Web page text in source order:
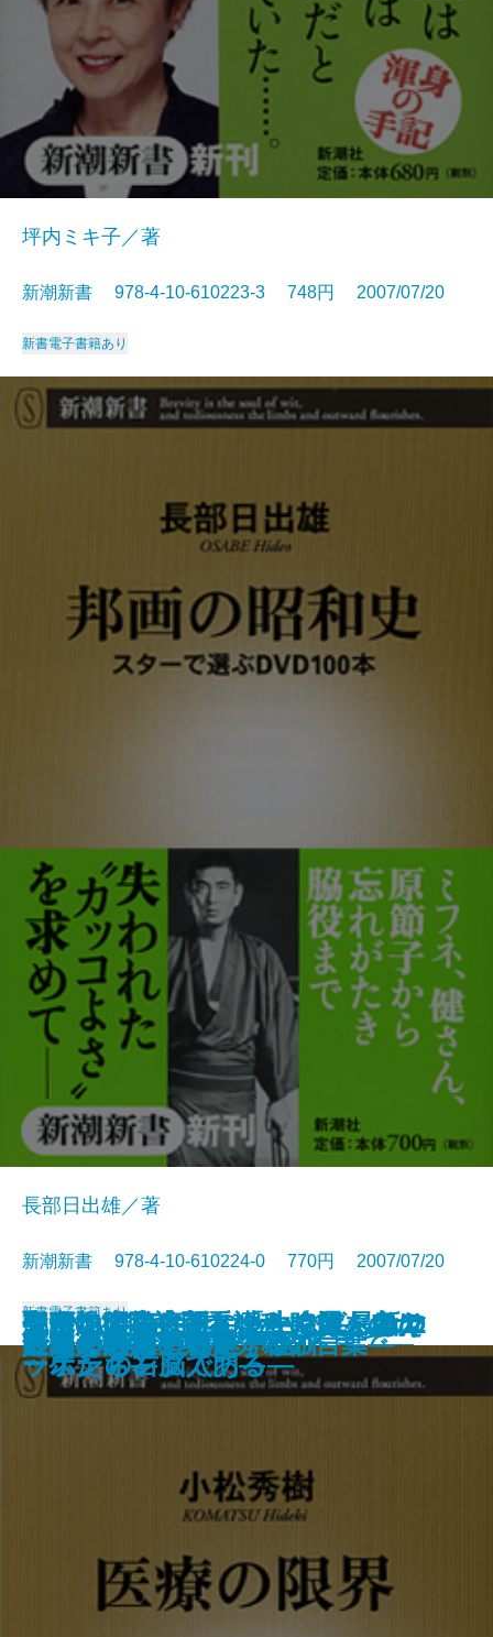
ニッポン最古巡礼
脱DNA宣言―新しい生命観へ向け
て―
本格保守宣言
日本カジノ戦略
いつまでもデブと思うなよ
男はつらいらしい
大帝没後―大正という時代を考え
る―
ロック・フェスティバル
母の介護―102歳で看取るまで―
坪内ミキ子／著
新潮新書 978-4-10-610223-3 748円 2007/07/20
新書電子書籍あり
邦画の昭和史―スターで選ぶDVD
100本―
長部日出雄／著
新潮新書 978-4-10-610224-0 770円 2007/07/20
新書電子書籍あり
医療の限界
いじめの構造
売れないのは誰のせい？―最新マ
ーケティング入門―
とてつもない日本
コテコテ論序説―「なんば」はニ
ッポンの右脳である―
日本人の足を速くする
人間を磨く
聖路加病院訪問看護科―11人のナ
ースたち―
人生の鍛錬―小林秀雄の言葉―
できる会社の社是・社訓